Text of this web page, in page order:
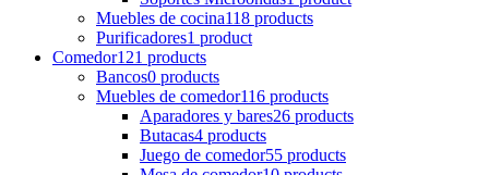
Muebles de cocina118 products
Purificadores1 product
Comedor121 products
Bancos0 products
Muebles de comedor116 products
Aparadores y bares26 products
Butacas4 products
Juego de comedor55 products